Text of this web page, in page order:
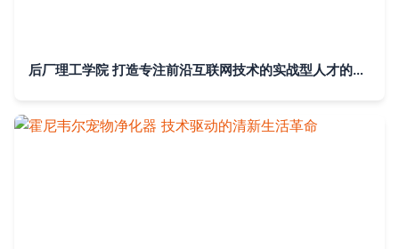
后厂理工学院 打造专注前沿互联网技术的实战型人才的创新大学